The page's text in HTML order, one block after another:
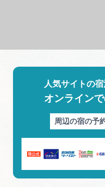
人気サイトの
オンライン
周辺の宿の予